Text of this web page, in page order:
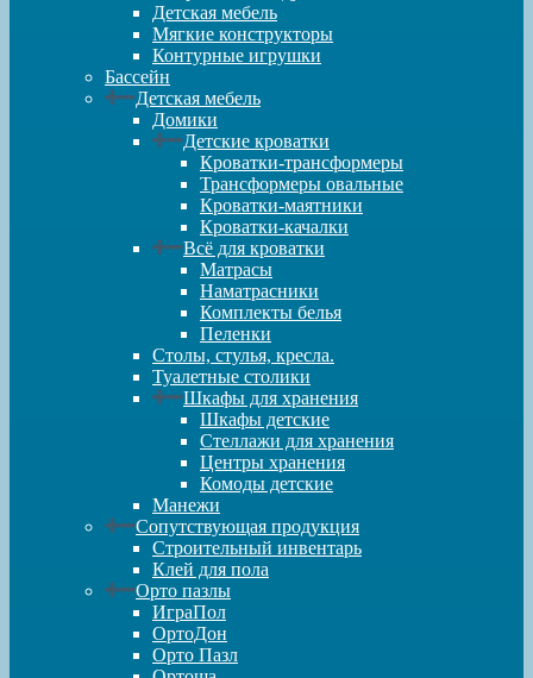
Детская мебель
Мягкие конструкторы
Контурные игрушки
Бассейн
Детская мебель
Домики
Детские кроватки
Кроватки-трансформеры
Трансформеры овальные
Кроватки-маятники
Кроватки-качалки
Всё для кроватки
Матрасы
Наматрасники
Комплекты белья
Пеленки
Столы, стулья, кресла.
Туалетные столики
Шкафы для хранения
Шкафы детские
Стеллажи для хранения
Центры хранения
Комоды детские
Манежи
Сопутствующая продукция
Строительный инвентарь
Клей для пола
Орто пазлы
ИграПол
ОртоДон
Орто Пазл